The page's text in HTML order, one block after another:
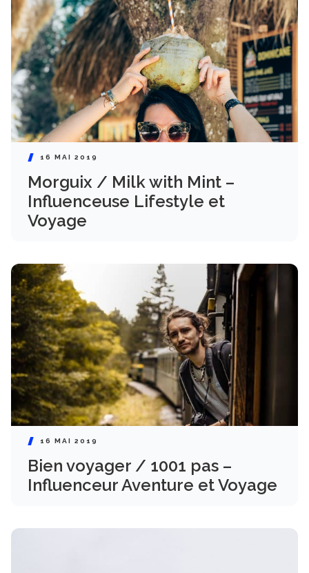
16 MAI 2019
Morguix / Milk with Mint –
Influenceuse Lifestyle et
Voyage
16 MAI 2019
Bien voyager / 1001 pas –
Influenceur Aventure et Voyage